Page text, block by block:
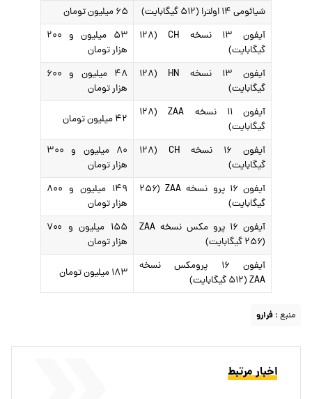
شیائومی ۱۴ اولترا (۵۱۲ گیگابایت)
۶۵ میلیون تومان
آیفون ۱۳ نسخه CH (۱۲۸
گیگابایت)
۵۳ میلیون و ۲۰۰
هزار تومان
آیفون ۱۳ نسخه HN (۱۲۸
گیگابایت)
۴۸ میلیون و ۶۰۰
هزار تومان
آیفون ۱۱ نسخه ZAA (۱۲۸
گیگابایت)
۴۲ میلیون تومان
آیفون ۱۶ نسخه CH (۱۲۸
گیگابایت)
۸۰ میلیون و ۳۰۰
هزار تومان
آیفون ۱۶ پرو نسخه ZAA (۲۵۶
گیگابایت)
۱۴۹ میلیون و ۸۰۰
هزار تومان
آیفون ۱۶ پرو مکس نسخه ZAA
(۲۵۶ گیگابایت)
۱۵۵ میلیون و ۷۰۰
هزار تومان
آیفون ۱۶ پرومکس نسخه
ZAA (۵۱۲ گیگابایت)
۱۸۳ میلیون تومان
منبع : فرارو
اخبار مرتبط